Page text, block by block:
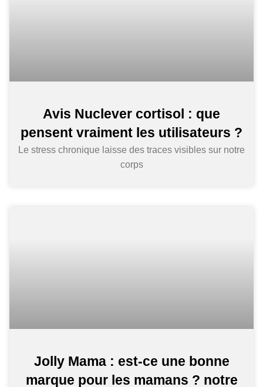
Avis Nuclever cortisol : que
pensent vraiment les utilisateurs ?
Le stress chronique laisse des traces visibles sur notre
corps
Jolly Mama : est-ce une bonne
marque pour les mamans ? notre